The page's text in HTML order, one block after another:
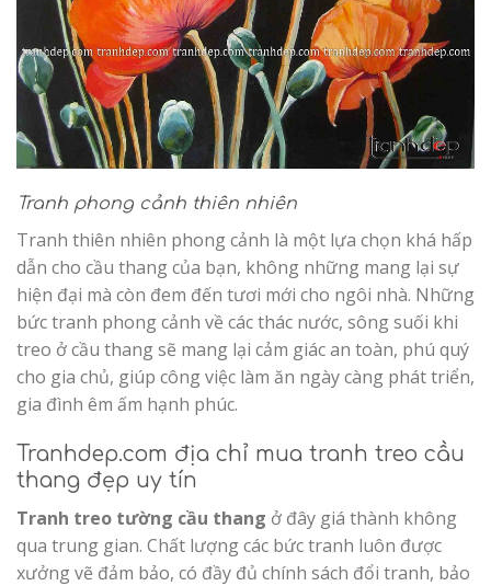
Tranh phong cảnh thiên nhiên
Tranh thiên nhiên phong cảnh là một lựa chọn khá hấp
dẫn cho cầu thang của bạn, không những mang lại sự
hiện đại mà còn đem đến tươi mới cho ngôi nhà. Những
bức tranh phong cảnh về các thác nước, sông suối khi
treo ở cầu thang sẽ mang lại cảm giác an toàn, phú quý
cho gia chủ, giúp công việc làm ăn ngày càng phát triển,
gia đình êm ấm hạnh phúc.
Tranhdep.com địa chỉ mua tranh treo cầu
thang đẹp uy tín
Tranh treo tường cầu thang ở đây giá thành không
qua trung gian. Chất lượng các bức tranh luôn được
xưởng vẽ đảm bảo, có đầy đủ chính sách đổi tranh, bảo